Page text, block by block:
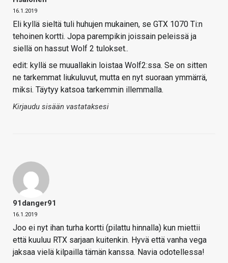
16.1.2019
Eli kyllä sieltä tuli huhujen mukainen, se GTX 1070 Ti:n
tehoinen kortti. Jopa parempikin joissain peleissä ja
siellä on hassut Wolf 2 tulokset..
edit: kyllä se muuallakin loistaa Wolf2:ssa. Se on sitten
ne tarkemmat liukuluvut, mutta en nyt suoraan ymmärrä,
miksi. Täytyy katsoa tarkemmin illemmalla.
Kirjaudu sisään vastataksesi
91danger91
16.1.2019
Joo ei nyt ihan turha kortti (pilattu hinnalla) kun miettii
että kuuluu RTX sarjaan kuitenkin. Hyvä että vanha vega
jaksaa vielä kilpailla tämän kanssa. Navia odotellessa!